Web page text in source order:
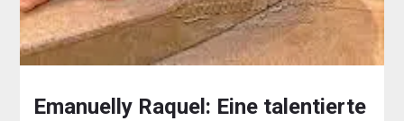
Emanuelly Raquel: Eine talentierte